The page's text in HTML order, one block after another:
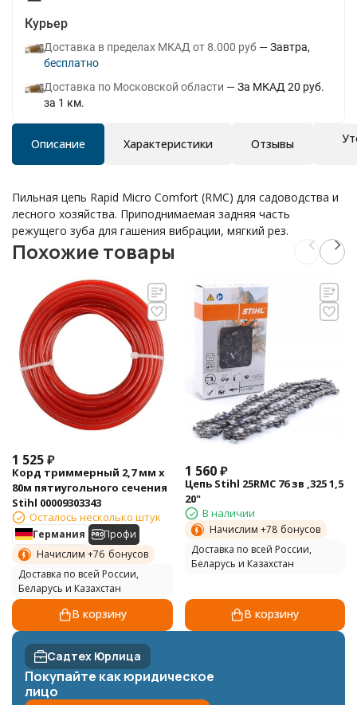
Курьер
Доставка в пределах МКАД от 8.000 руб
Завтра
Бесплатно
Доставка по Московской области
За МКАД 20 руб.
за 1 км.
Описание Характеристики Отзывы
Пильная цепь Rapid Micro Comfort (RMC) для садоводства и
лесного хозяйства. Приподнимаемая задняя часть
режущего зуба для гашения вибрации, мягкий рез.
Похожие товары
1 525₽
Корд триммерный 2,7 мм х
80м пятиугольного сечения
Stihl 00009303343
Осталось несколько штук
Германия
Профи
Начислим +76 бонусов
Доставка по всей России,
Беларусь и Казахстан
В корзину
1 560 ₽
Цепь Stihl 25RMС 76 зв ,325 1,5
20"
В наличии
Начислим +78 бонусов
Доставка по всей России,
Беларусь и Казахстан
В корзину
Садтех Юрлица
Покупайте как юридическое
лицо